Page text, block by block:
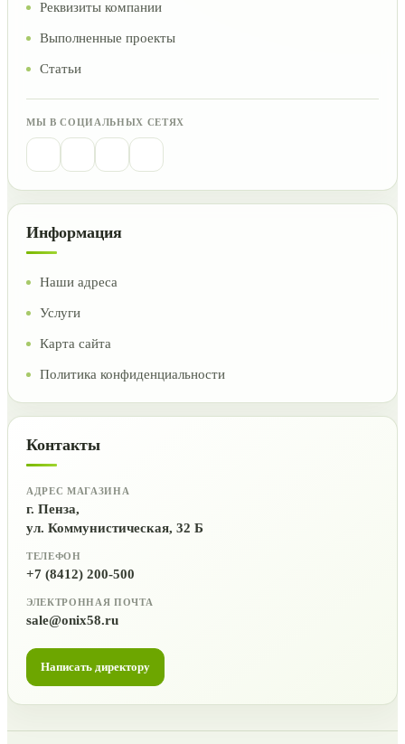
Реквизиты компании
Выполненные проекты
Статьи
МЫ В СОЦИАЛЬНЫХ СЕТЯХ
Информация
Наши адреса
Услуги
Карта сайта
Политика конфиденциальности
Контакты
АДРЕС МАГАЗИНА
г. Пенза,
ул. Коммунистическая, 32 Б
ТЕЛЕФОН
+7 (8412) 200-500
ЭЛЕКТРОННАЯ ПОЧТА
sale@onix58.ru
Написать директору